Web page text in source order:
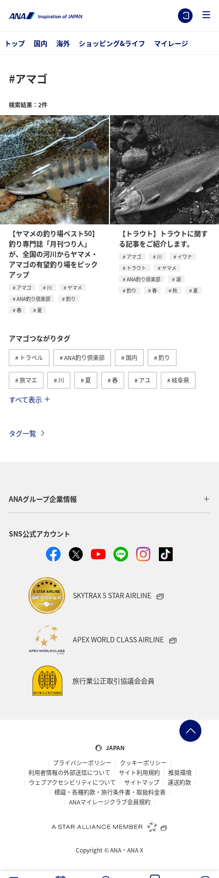
トップ 国内 海外 ショッピング&ライフ マイレージ
#アマゴ
検索結果：2件
【ヤマメの釣り場ベスト50】
釣り専門誌「月刊つり人」
が、全国の河川からヤマメ・
アマゴの有望釣り場をピック
アップ
アマゴ 川
ヤマメ
ANA釣り倶楽部
釣り
春
夏
【トラウト】トラウトに関す
る記事をご紹介します。
アマゴ 川
イワナ
トラウト
ヤマメ
ANA釣り倶楽部
湖
釣り
春 秋 夏
アマゴつながりタグ
トラベル ANA釣り倶楽部 国内 釣り
旅マエ 川 夏 春 アユ 岐阜県
和歌山県
すべて表示
タグ一覧
ANAグループ企業情報
SNS公式アカウント
SKYTRAX 5 STAR AIRLINE
APEX WORLD CLASS AIRLINE
旅行業公正取引協議会会員
JAPAN
プライバシーポリシー
クッキーポリシー
利用者情報の外部送信について
サイト利用規約
推奨環境
ウェブアクセシビリティについて
サイトマップ
運送約款
標識・各種約款・旅行条件書・取扱料金表
ANAマイレージクラブ会員規約
Copyright ©ANA・ANA X